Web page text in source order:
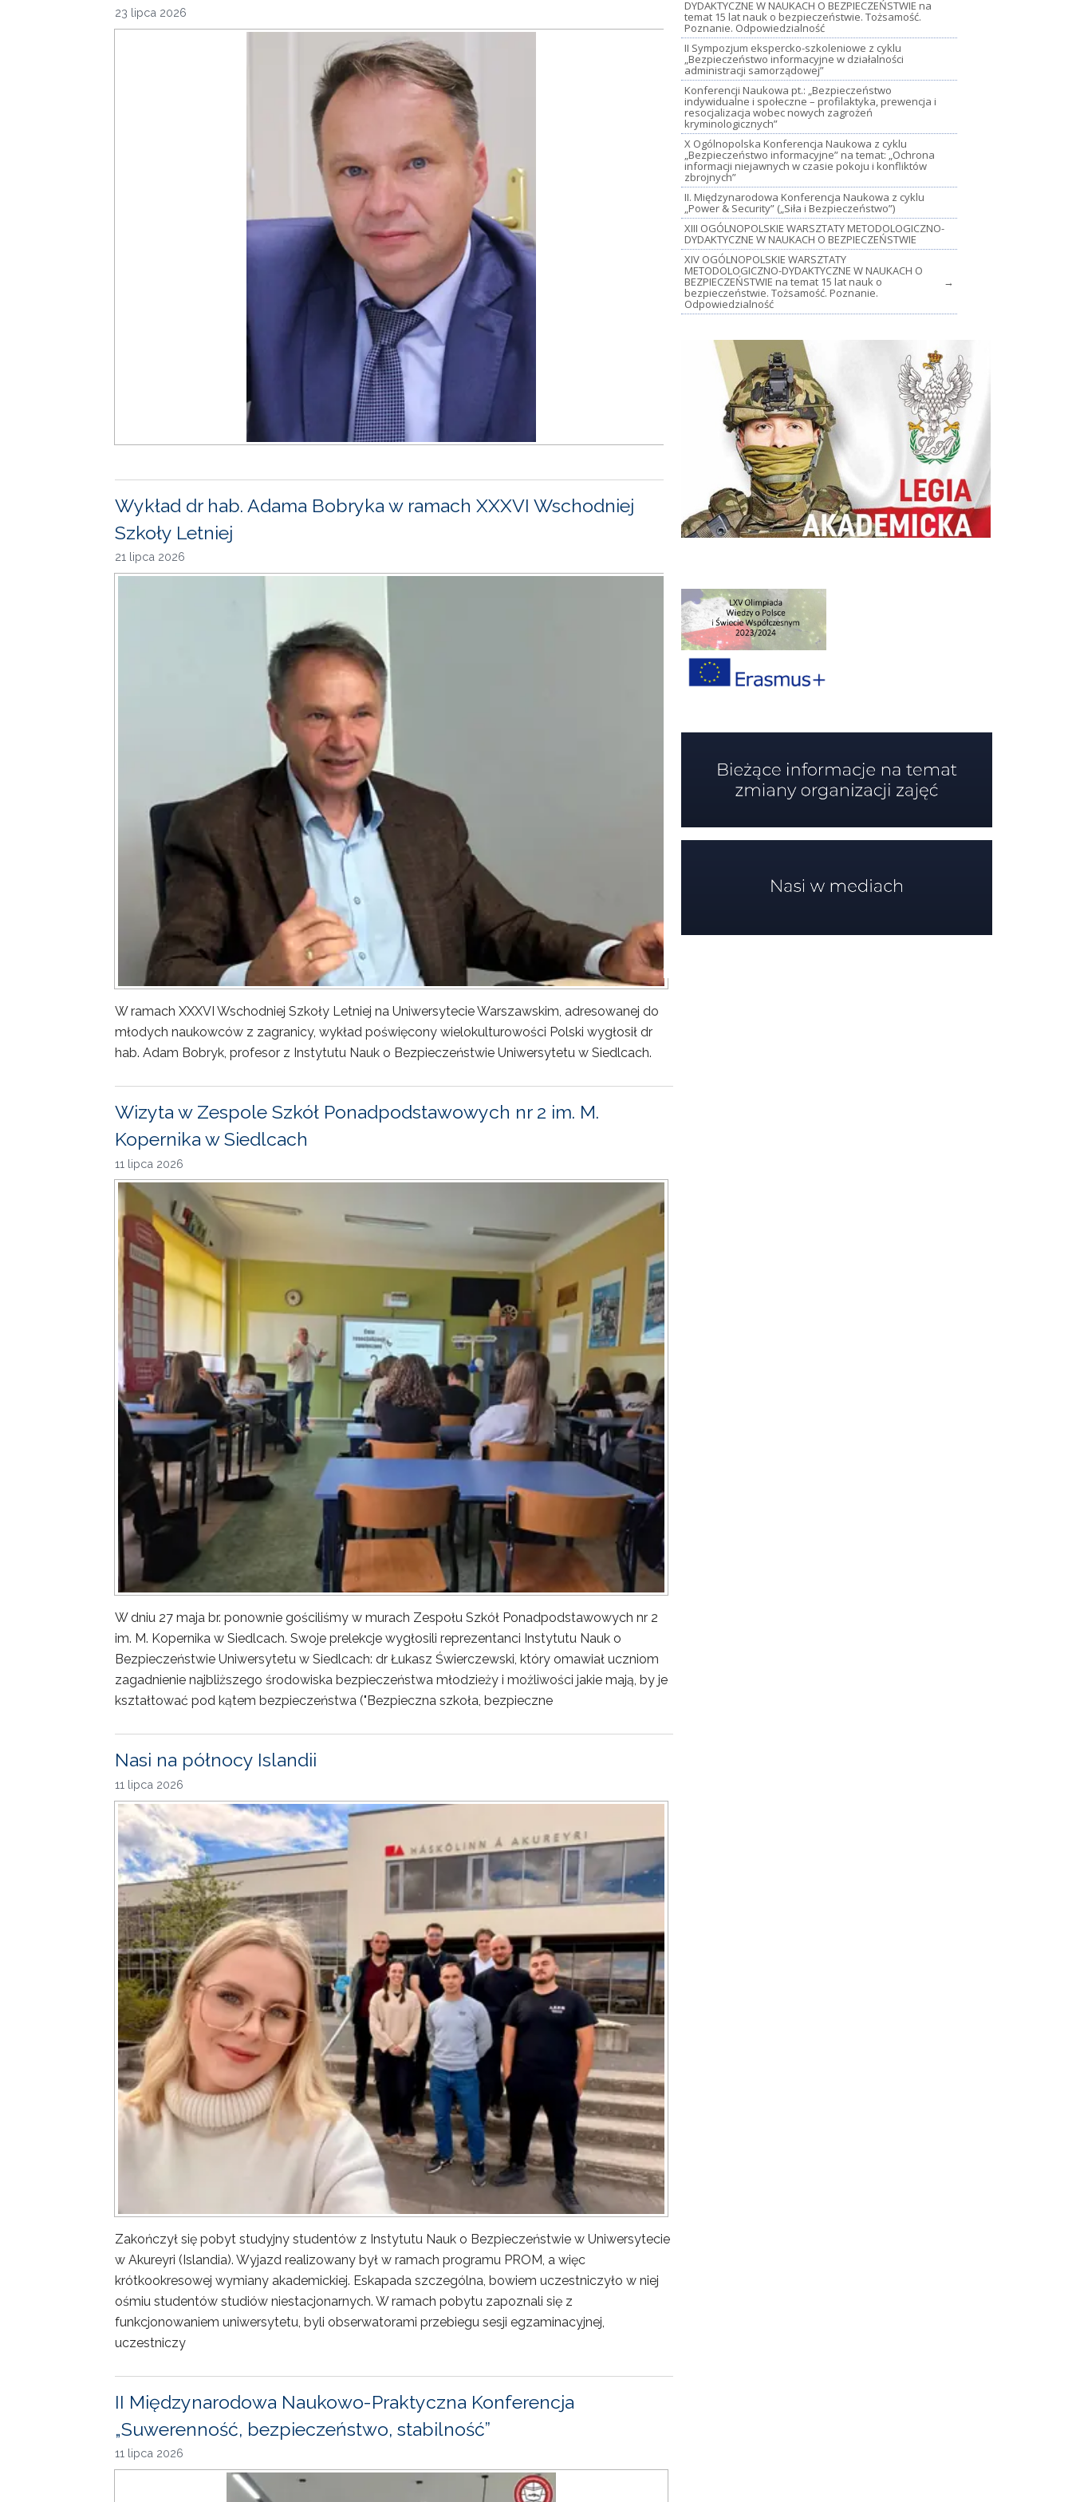
23 lipca 2026
Wykład dr hab. Adama Bobryka w ramach XXXVI Wschodniej
Szkoły Letniej
21 lipca 2026
W ramach XXXVI Wschodniej Szkoły Letniej na Uniwersytecie Warszawskim, adresowanej do
młodych naukowców z zagranicy, wykład poświęcony wielokulturowości Polski wygłosił dr
hab. Adam Bobryk, profesor z Instytutu Nauk o Bezpieczeństwie Uniwersytetu w Siedlcach.
Wizyta w Zespole Szkół Ponadpodstawowych nr 2 im. M.
Kopernika w Siedlcach
11 lipca 2026
W dniu 27 maja br. ponownie gościliśmy w murach Zespołu Szkół Ponadpodstawowych nr 2
im. M. Kopernika w Siedlcach. Swoje prelekcje wygłosili reprezentanci Instytutu Nauk o
Bezpieczeństwie Uniwersytetu w Siedlcach: dr Łukasz Świerczewski, który omawiał uczniom
zagadnienie najbliższego środowiska bezpieczeństwa młodzieży i możliwości jakie mają, by je
kształtować pod kątem bezpieczeństwa ("Bezpieczna szkoła, bezpieczne
Nasi na północy Islandii
11 lipca 2026
Zakończył się pobyt studyjny studentów z Instytutu Nauk o Bezpieczeństwie w Uniwersytecie
w Akureyri (Islandia). Wyjazd realizowany był w ramach programu PROM, a więc
krótkookresowej wymiany akademickiej. Eskapada szczególna, bowiem uczestniczyło w niej
ośmiu studentów studiów niestacjonarnych. W ramach pobytu zapoznali się z
funkcjonowaniem uniwersytetu, byli obserwatorami przebiegu sesji egzaminacyjnej,
uczestniczy
II Międzynarodowa Naukowo-Praktyczna Konferencja
„Suwerenność, bezpieczeństwo, stabilność”
11 lipca 2026
DYDAKTYCZNE W NAUKACH O BEZPIECZEŃSTWIE na
temat 15 lat nauk o bezpieczeństwie. Tożsamość.
Poznanie. Odpowiedzialność
II Sympozjum ekspercko-szkoleniowe z cyklu
„Bezpieczeństwo informacyjne w działalności
administracji samorządowej”
Konferencji Naukowa pt.: „Bezpieczeństwo
indywidualne i społeczne – profilaktyka, prewencja i
resocjalizacja wobec nowych zagrożeń
kryminologicznych”
X Ogólnopolska Konferencja Naukowa z cyklu
„Bezpieczeństwo informacyjne” na temat: „Ochrona
informacji niejawnych w czasie pokoju i konfliktów
zbrojnych”
II. Międzynarodowa Konferencja Naukowa z cyklu
„Power & Security” („Siła i Bezpieczeństwo”)
XIII OGÓLNOPOLSKIE WARSZTATY METODOLOGICZNO-
DYDAKTYCZNE W NAUKACH O BEZPIECZEŃSTWIE
XIV OGÓLNOPOLSKIE WARSZTATY
METODOLOGICZNO-DYDAKTYCZNE W NAUKACH O
BEZPIECZEŃSTWIE na temat 15 lat nauk o
bezpieczeństwie. Tożsamość. Poznanie.
Odpowiedzialność
→